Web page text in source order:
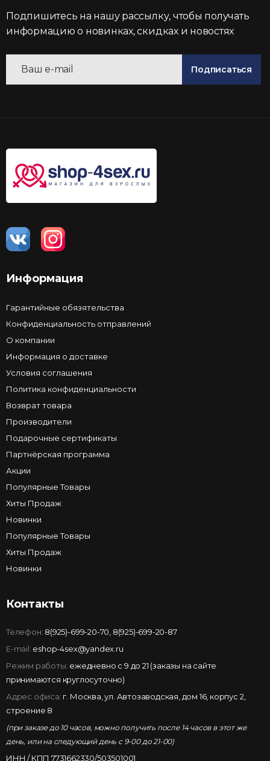
Подпишитесь на нашу рассылку, чтобы получать
информацию о новинках, скидках и новостях
Подписаться
Информация
Гарантийные обязятельства
Конфиденциальность отправлений
О компании
Информация о доставке
Условия соглашения
Политика конфиденциальности
Возврат товара
Производители
Подарочные сертификаты
Партнёрская программа
Акции
Популярные Товары
Хиты Продаж
Новинки
Популярные Товары
Хиты Продаж
Новинки
Контакты
Телефон: 8(925)-699-20-70 8(925)-699-20-87
E-mail: eshop-4sex@yandex.ru
Режим работы: ежедневно с 9 до 21 (заказы на сайте
принимаются круглосуточно)
Адрес офиса: г. Москва, ул. Автозаводская, дом 16, корпус 2,
строение 8
(при заказе до 10 часов, можно получить после 14 часов в этот же
день, или на следующий день с 9-00 до 21-00)
ИНН / КПП 7731662330/503501001